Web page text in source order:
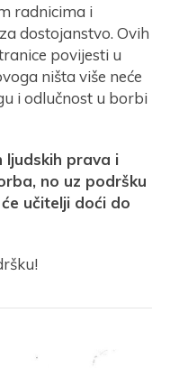
radnicima i
dostojanstvo. Ovih
povijesti u
ništa više neće
i odlučnost u borbi
ljudskih prava i
no uz podršku
učitelji doći do